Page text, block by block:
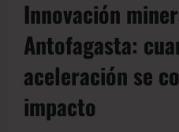
Innovación
Antofagasta:
aceleración se
impacto